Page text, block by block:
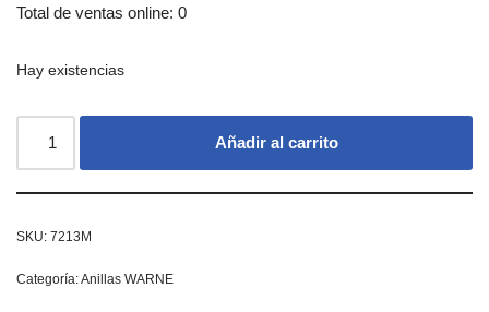
Total de ventas online: 0
Hay existencias
Añadir al carrito
SKU: 7213M
Categoría:Anillas WARNE